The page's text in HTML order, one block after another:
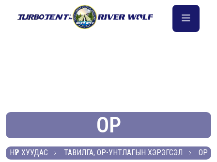
ОР
НҮҮР ХУУДАС ТАВИЛГА, ОР-УНТЛАГЫН ХЭРЭГСЭЛ ОР